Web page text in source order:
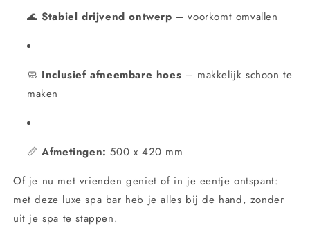
🌊Stabiel drijvend ontwerp – voorkomt omvallen
🧼 Inclusief afneembare hoes – makkelijk schoon te
maken
📏Afmetingen: 500 x 420 mm
Of je nu met vrienden geniet of in je eentje ontspant:
met deze luxe spa bar heb je alles bij de hand, zonder
uit je spa te stappen.